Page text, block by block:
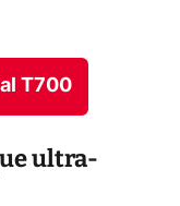
T700
ultra-